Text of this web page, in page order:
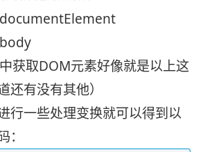
取DOM元素好像就是以上这
还有没有其他）
一些处理变换就可以得到以